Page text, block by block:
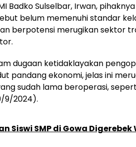
Badko Sulselbar, Irwan,
belum memenuhi standar
berpotensi merugikan sektor
dugaan ketidaklayakan
pandang ekonomi, jelas ini
sudah lama beroperasi,
9/2024).
Siswi SMP di Gowa